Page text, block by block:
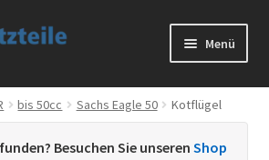
Menü
bis 50cc Sachs Eagle 50 Kotflügel
Besuchen Sie unseren Shop